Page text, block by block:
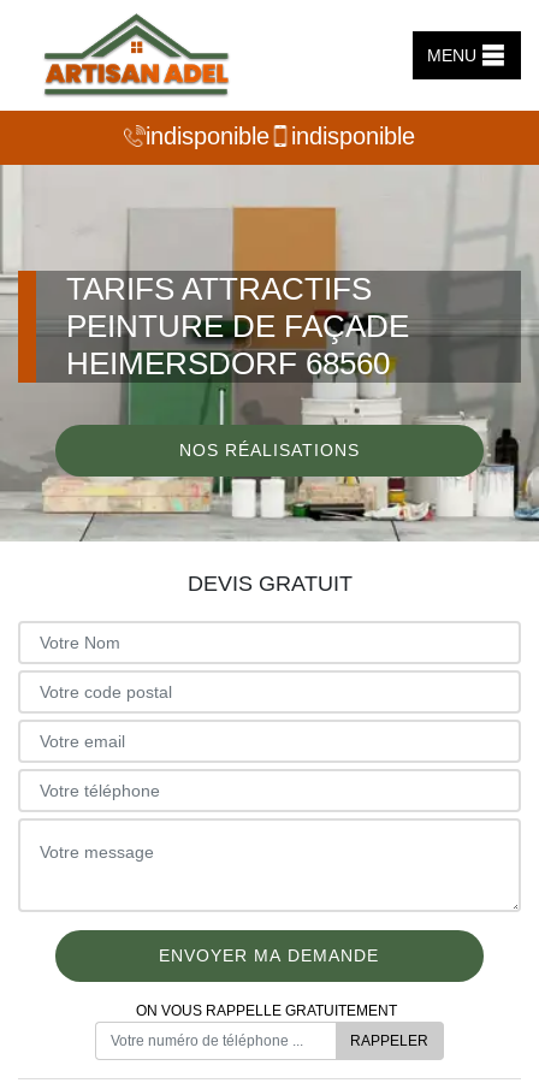
MENU
indisponible indisponible
TARIFS ATTRACTIFS
PEINTURE DE FAÇADE
HEIMERSDORF 68560
NOS RÉALISATIONS
DEVIS GRATUIT
ON VOUS RAPPELLE GRATUITEMENT